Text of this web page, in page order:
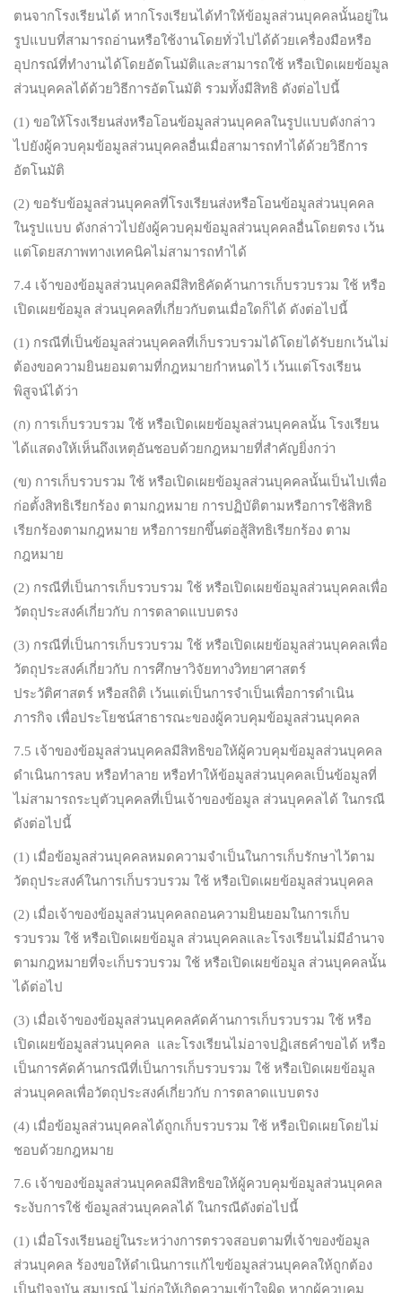
ตนจากโรงเรียนได้ หากโรงเรียนได้ทำให้ข้อมูลส่วนบุคคลนั้นอยู่ใน
รูปแบบที่สามารถอ่านหรือใช้งานโดยทั่วไปได้ด้วยเครื่องมือหรือ
อุปกรณ์ที่ทำงานได้โดยอัตโนมัติและสามารถใช้ หรือเปิดเผยข้อมูล
ส่วนบุคคลได้ด้วยวิธีการอัตโนมัติ รวมทั้งมีสิทธิ ดังต่อไปนี้
(1) ขอให้โรงเรียนส่งหรือโอนข้อมูลส่วนบุคคลในรูปแบบดังกล่าว
ไปยังผู้ควบคุมข้อมูลส่วนบุคคลอื่นเมื่อสามารถทำได้ด้วยวิธีการ
อัตโนมัติ
(2) ขอรับข้อมูลส่วนบุคคลที่โรงเรียนส่งหรือโอนข้อมูลส่วนบุคคล
ในรูปแบบ ดังกล่าวไปยังผู้ควบคุมข้อมูลส่วนบุคคลอื่นโดยตรง เว้น
แต่โดยสภาพทางเทคนิคไม่สามารถทำได้
7.4 เจ้าของข้อมูลส่วนบุคคลมีสิทธิคัดค้านการเก็บรวบรวม ใช้ หรือ
เปิดเผยข้อมูล ส่วนบุคคลที่เกี่ยวกับตนเมื่อใดก็ได้ ดังต่อไปนี้
(1) กรณีที่เป็นข้อมูลส่วนบุคคลที่เก็บรวบรวมได้โดยได้รับยกเว้นไม่
ต้องขอความยินยอมตามที่กฎหมายกำหนดไว้ เว้นแต่โรงเรียน
พิสูจน์ได้ว่า
(ก) การเก็บรวบรวม ใช้ หรือเปิดเผยข้อมูลส่วนบุคคลนั้น โรงเรียน
ได้แสดงให้เห็นถึงเหตุอันชอบด้วยกฎหมายที่สำคัญยิ่งกว่า
(ข) การเก็บรวบรวม ใช้ หรือเปิดเผยข้อมูลส่วนบุคคลนั้นเป็นไปเพื่อ
ก่อตั้งสิทธิเรียกร้อง ตามกฎหมาย การปฏิบัติตามหรือการใช้สิทธิ
เรียกร้องตามกฎหมาย หรือการยกขึ้นต่อสู้สิทธิเรียกร้อง ตาม
กฎหมาย
(2) กรณีที่เป็นการเก็บรวบรวม ใช้ หรือเปิดเผยข้อมูลส่วนบุคคลเพื่อ
วัตถุประสงค์เกี่ยวกับ การตลาดแบบตรง
(3) กรณีที่เป็นการเก็บรวบรวม ใช้ หรือเปิดเผยข้อมูลส่วนบุคคลเพื่อ
วัตถุประสงค์เกี่ยวกับ การศึกษาวิจัยทางวิทยาศาสตร์
ประวัติศาสตร์ หรือสถิติ เว้นแต่เป็นการจำเป็นเพื่อการดำเนิน
ภารกิจ เพื่อประโยชน์สาธารณะของผู้ควบคุมข้อมูลส่วนบุคคล
7.5 เจ้าของข้อมูลส่วนบุคคลมีสิทธิขอให้ผู้ควบคุมข้อมูลส่วนบุคคล
ดำเนินการลบ หรือทำลาย หรือทำให้ข้อมูลส่วนบุคคลเป็นข้อมูลที่
ไม่สามารถระบุตัวบุคคลที่เป็นเจ้าของข้อมูล ส่วนบุคคลได้ ในกรณี
ดังต่อไปนี้
(1) เมื่อข้อมูลส่วนบุคคลหมดความจำเป็นในการเก็บรักษาไว้ตาม
วัตถุประสงค์ในการเก็บรวบรวม ใช้ หรือเปิดเผยข้อมูลส่วนบุคคล
(2) เมื่อเจ้าของข้อมูลส่วนบุคคลถอนความยินยอมในการเก็บ
รวบรวม ใช้ หรือเปิดเผยข้อมูล ส่วนบุคคลและโรงเรียนไม่มีอำนาจ
ตามกฎหมายที่จะเก็บรวบรวม ใช้ หรือเปิดเผยข้อมูล ส่วนบุคคลนั้น
ได้ต่อไป
(3) เมื่อเจ้าของข้อมูลส่วนบุคคลคัดค้านการเก็บรวบรวม ใช้ หรือ
เปิดเผยข้อมูลส่วนบุคคล และโรงเรียนไม่อาจปฏิเสธคำขอได้ หรือ
เป็นการคัดค้านกรณีที่เป็นการเก็บรวบรวม ใช้ หรือเปิดเผยข้อมูล
ส่วนบุคคลเพื่อวัตถุประสงค์เกี่ยวกับ การตลาดแบบตรง
(4) เมื่อข้อมูลส่วนบุคคลได้ถูกเก็บรวบรวม ใช้ หรือเปิดเผยโดยไม่
ชอบด้วยกฎหมาย
7.6 เจ้าของข้อมูลส่วนบุคคลมีสิทธิขอให้ผู้ควบคุมข้อมูลส่วนบุคคล
ระงับการใช้ ข้อมูลส่วนบุคคลได้ ในกรณีดังต่อไปนี้
(1) เมื่อโรงเรียนอยู่ในระหว่างการตรวจสอบตามที่เจ้าของข้อมูล
ส่วนบุคคล ร้องขอให้ดำเนินการแก้ไขข้อมูลส่วนบุคคลให้ถูกต้อง
เป็นปัจจุบัน สมบูรณ์ ไม่ก่อให้เกิดความเข้าใจผิด หากผู้ควบคุม